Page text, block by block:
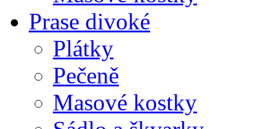
Prase divoké
Plátky
Pečeně
Masové kostky